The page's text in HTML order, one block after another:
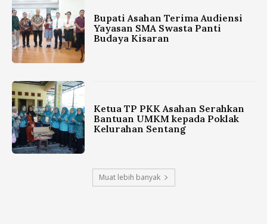
Bupati Asahan Terima Audiensi
Yayasan SMA Swasta Panti
Budaya Kisaran
Ketua TP PKK Asahan Serahkan
Bantuan UMKM kepada Poklak
Kelurahan Sentang
Muat lebih banyak